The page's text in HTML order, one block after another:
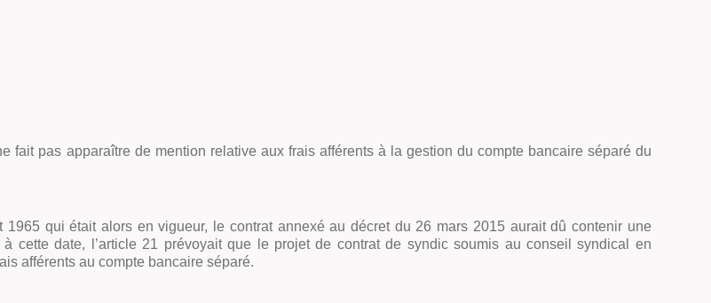
fait pas apparaître de mention relative aux frais afférents à la gestion du compte bancaire séparé du
qui était alors en vigueur, le contrat annexé au décret du 26 mars 2015 aurait dû contenir une
cette date, l’article 21 prévoyait que le projet de contrat de syndic soumis au conseil syndical en
afférents au compte bancaire séparé.